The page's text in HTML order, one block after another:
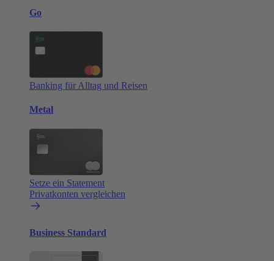
Go
Banking für Alltag und Reisen
Metal
Setze ein Statement
Privatkonten vergleichen
Business Standard